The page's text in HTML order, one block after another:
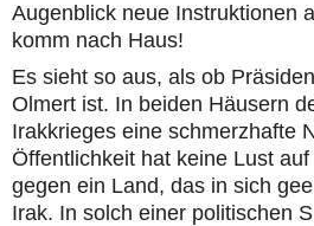
Augenblick neue Instruktionen
komm nach Haus!
Es sieht so aus, als ob
Olmert ist. In beiden Häusern
Irakkrieges eine schmerzhafte
Öffentlichkeit hat keine Lust
gegen ein Land, das in sich
Irak. In solch einer politischen